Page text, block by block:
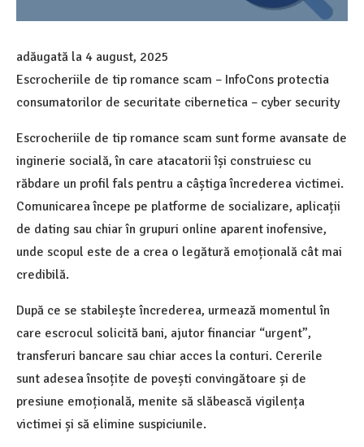
adăugată la 4 august, 2025
Escrocheriile de tip romance scam – InfoCons protectia
consumatorilor de securitate cibernetica – cyber security
Escrocheriile de tip romance scam sunt forme avansate de
inginerie socială, în care atacatorii își construiesc cu
răbdare un profil fals pentru a câștiga încrederea victimei.
Comunicarea începe pe platforme de socializare, aplicații
de dating sau chiar în grupuri online aparent inofensive,
unde scopul este de a crea o legătură emoțională cât mai
credibilă.
După ce se stabilește încrederea, urmează momentul în
care escrocul solicită bani, ajutor financiar “urgent”,
transferuri bancare sau chiar acces la conturi. Cererile
sunt adesea însoțite de povești convingătoare și de
presiune emoțională, menite să slăbească vigilența
victimei și să elimine suspiciunile.